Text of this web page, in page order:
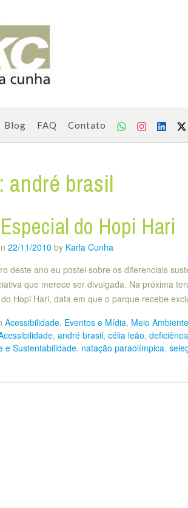
Blog FAQ Contato
andré brasil
do Hopi Hari
22/11/2010 by Karla Cunha
deste ano eu postei sobre os diferenciais
que merece ser divulgada. Na próxima
Hopi Hari, data em que o parque recebe
Acessibilidade, Eventos e Mídia, Meio
, andré brasil, célia leão,
e Sustentabilidade, natação paraolímpica,